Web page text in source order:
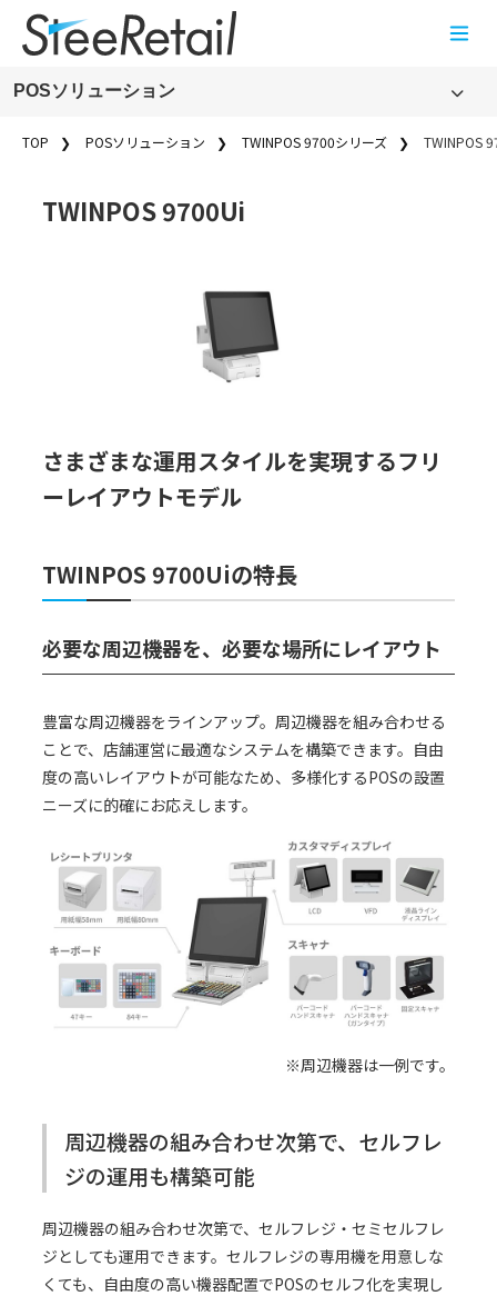
POSソリューション
POSソリューション
TWINPOS 9700シリーズ
POSソリューションのお知らせ一覧
TOP POSソリューション TWINPOS 9700シリーズ TWINPOS
TWINPOS 9700Ui
さまざまな運用スタイルを実現するフリ
ーレイアウトモデル
TWINPOS 9700Uiの特長
必要な周辺機器を、必要な場所にレイアウト
豊富な周辺機器をラインアップ。周辺機器を組み合わせる
ことで、店舗運営に最適なシステムを構築できます。自由
度の高いレイアウトが可能なため、多様化するPOSの設置
ニーズに的確にお応えします。
※周辺機器は一例です。
周辺機器の組み合わせ次第で、セルフレ
ジの運用も構築可能
周辺機器の組み合わせ次第で、セルフレジ・セミセルフレ
ジとしても運用できます。セルフレジの専用機を用意しな
くても、自由度の高い機器配置でPOSのセルフ化を実現し